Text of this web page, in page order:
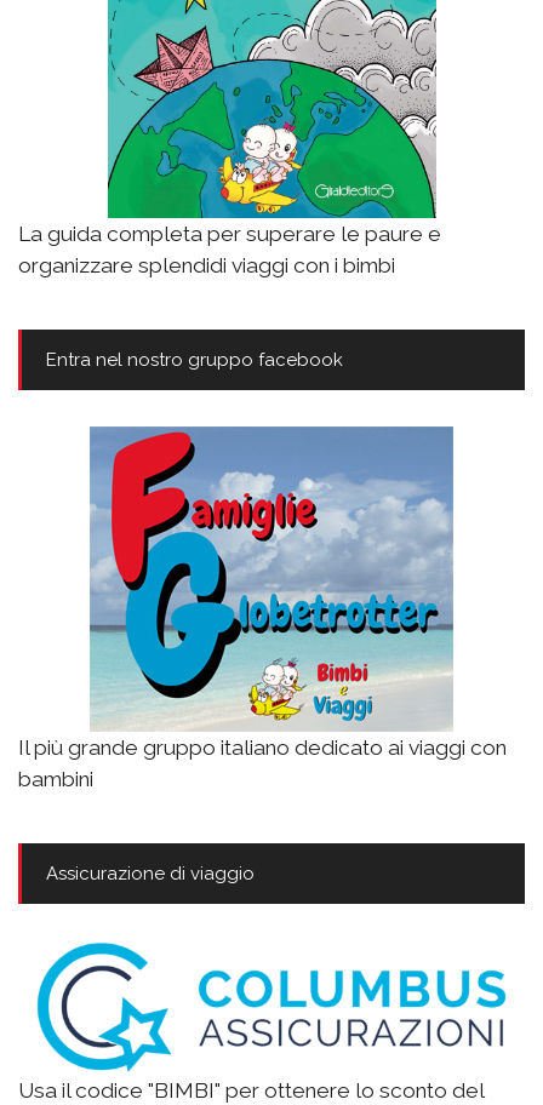
La guida completa per superare le paure e
organizzare splendidi viaggi con i bimbi
Entra nel nostro gruppo facebook
Il più grande gruppo italiano dedicato ai viaggi con
bambini
Assicurazione di viaggio
Usa il codice "BIMBI" per ottenere lo sconto del